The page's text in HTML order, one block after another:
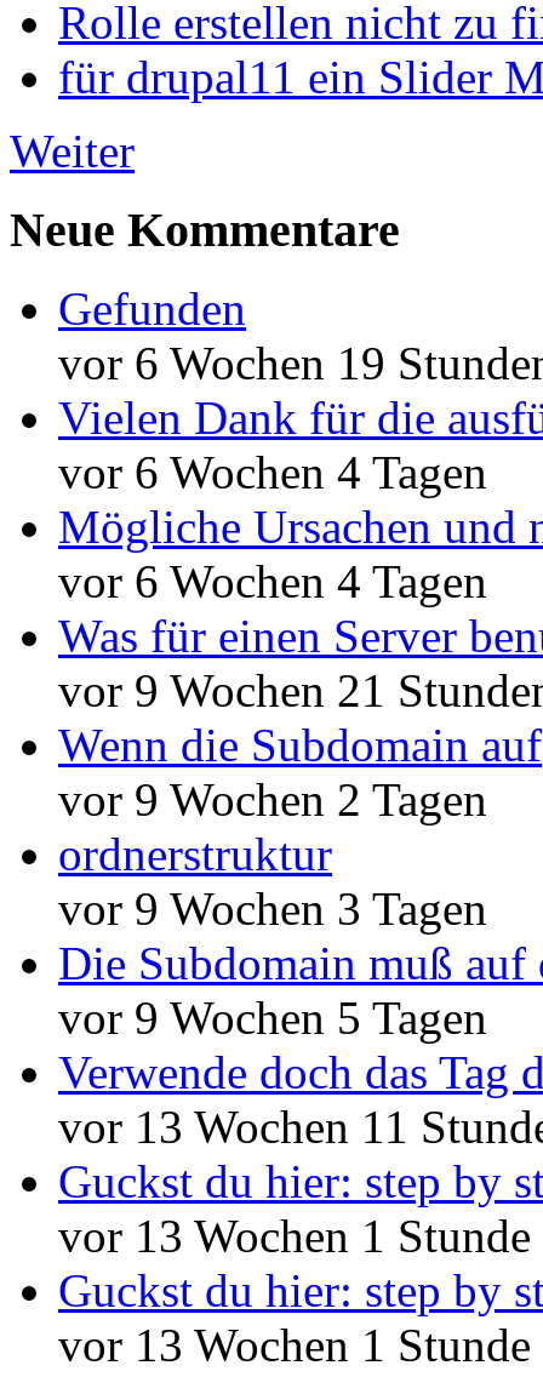
Rolle erstellen nicht zu
für drupal11 ein Slider
Weiter
Neue Kommentare
Gefunden
vor 6 Wochen 19
Vielen Dank für die
vor 6 Wochen 4 Tagen
Mögliche Ursachen und
vor 6 Wochen 4 Tagen
Was für einen Server
vor 9 Wochen 21
Wenn die Subdomain auf
vor 9 Wochen 2 Tagen
ordnerstruktur
vor 9 Wochen 3 Tagen
Die Subdomain muß auf
vor 9 Wochen 5 Tagen
Verwende doch das Tag
vor 13 Wochen 11
Guckst du hier: step by
vor 13 Wochen 1 Stunde
Guckst du hier: step by
vor 13 Wochen 1 Stunde